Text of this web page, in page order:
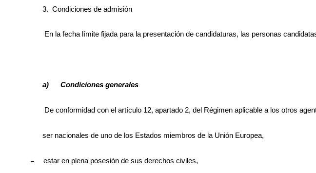
3. Condiciones de admisión
En la fecha límite fijada para la presentación de candidaturas, las personas
a) Condiciones generales
De conformidad con el artículo 12, apartado 2, del Régimen aplicable a los otros
ser nacionales de uno de los Estados miembros de la Unión Europea,
– estar en plena posesión de sus derechos civiles,